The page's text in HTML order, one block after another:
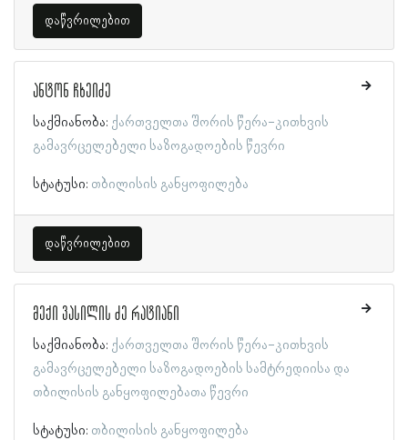
დაწვრილებით
ანტონ ჩხეიძე
საქმიანობა: ქართველთა შორის წერა-კითხვის
გამავრცელებელი საზოგადოების წევრი
სტატუსი: თბილისის განყოფილება
დაწვრილებით
მექი ვასილის ძე რატიანი
საქმიანობა: ქართველთა შორის წერა-კითხვის
გამავრცელებელი საზოგადოების სამტრედიისა და
თბილისის განყოფილებათა წევრი
სტატუსი: თბილისის განყოფილება